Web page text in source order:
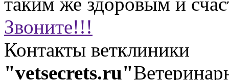
Звоните!!!
Контакты ветклиники
"vetsecrets.ru"